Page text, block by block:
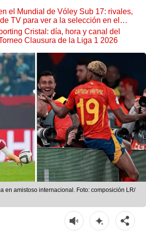
el Mundial de Vóley Sub 17: rivales,
TV para ver a la selección en el
Cristal: día, hora y canal del
Clausura de la Liga 1 2026
en amistoso internacional. Foto: composición LR/